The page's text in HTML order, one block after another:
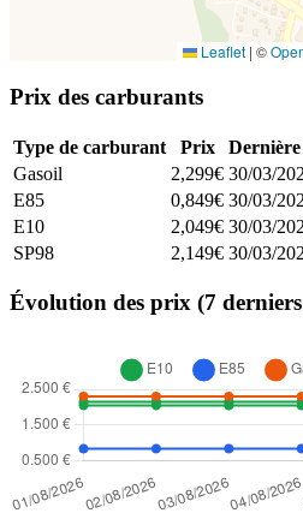
Leaflet | ©
Prix des carburants
Type de carburant Prix
Gasoil
2,299€ 30/03/
E85
0,849€ 30/03/
E10
2,049€ 30/03/
SP98
2,149€ 30/03/
Évolution des prix (7